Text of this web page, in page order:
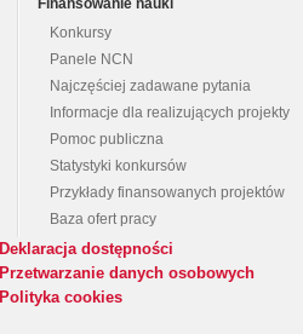
Finansowanie nauki
Konkursy
Panele NCN
Najczęściej zadawane pytania
Informacje dla realizujących projekty
Pomoc publiczna
Statystyki konkursów
Przykłady finansowanych projektów
Baza ofert pracy
Deklaracja dostępności
Przetwarzanie danych osobowych
Polityka cookies